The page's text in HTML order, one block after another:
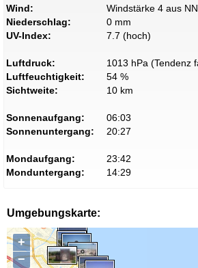
Wind:
Windstärke 4 aus
Niederschlag:
0 mm
UV-Index:
7.7 (hoch)
Luftdruck:
1013 hPa (Tendenz
Luftfeuchtigkeit:
54 %
Sichtweite:
10 km
Sonnenaufgang:
06:03
Sonnenuntergang:
20:27
Mondaufgang:
23:42
Monduntergang:
14:29
Umgebungskarte:
+
−